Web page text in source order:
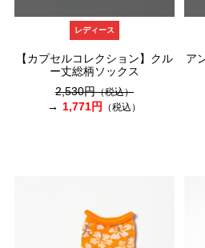
レディース
【カプセルコレクション】クル
ー丈総柄ソックス
2,530円（税込）
1,771円 （税込）
ア